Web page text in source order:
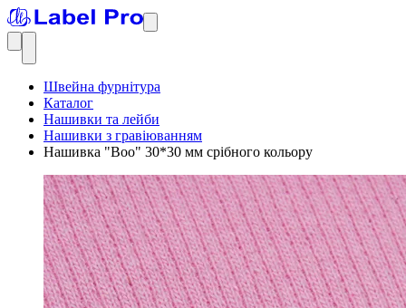
Швейна фурнітура
Каталог
Нашивки та лейби
Нашивки з гравіюванням
Нашивка "Boo" 30*30 мм срібного кольору